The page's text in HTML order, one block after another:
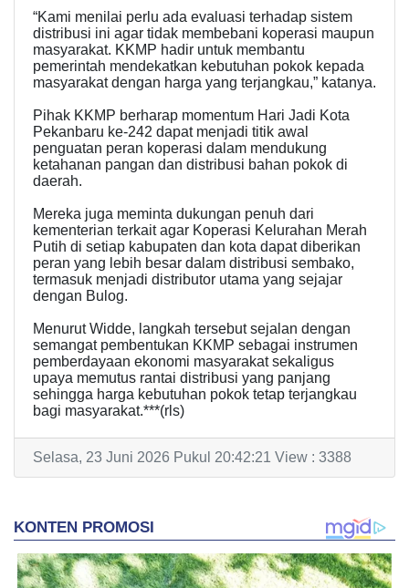
“Kami menilai perlu ada evaluasi terhadap sistem
distribusi ini agar tidak membebani koperasi maupun
masyarakat. KKMP hadir untuk membantu
pemerintah mendekatkan kebutuhan pokok kepada
masyarakat dengan harga yang terjangkau,” katanya.
Pihak KKMP berharap momentum Hari Jadi Kota
Pekanbaru ke-242 dapat menjadi titik awal
penguatan peran koperasi dalam mendukung
ketahanan pangan dan distribusi bahan pokok di
daerah.
Mereka juga meminta dukungan penuh dari
kementerian terkait agar Koperasi Kelurahan Merah
Putih di setiap kabupaten dan kota dapat diberikan
peran yang lebih besar dalam distribusi sembako,
termasuk menjadi distributor utama yang sejajar
dengan Bulog.
Menurut Widde, langkah tersebut sejalan dengan
semangat pembentukan KKMP sebagai instrumen
pemberdayaan ekonomi masyarakat sekaligus
upaya memutus rantai distribusi yang panjang
sehingga harga kebutuhan pokok tetap terjangkau
bagi masyarakat.***(rls)
Selasa, 23 Juni 2026 Pukul 20:42:21 View : 3388